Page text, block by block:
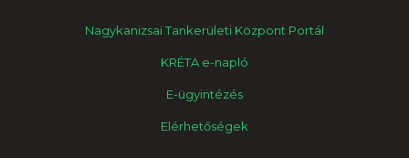
Nagykanizsai Tankerületi Központ Portál
KRÉTA e-napló
E-ügyintézés
Elérhetőségek